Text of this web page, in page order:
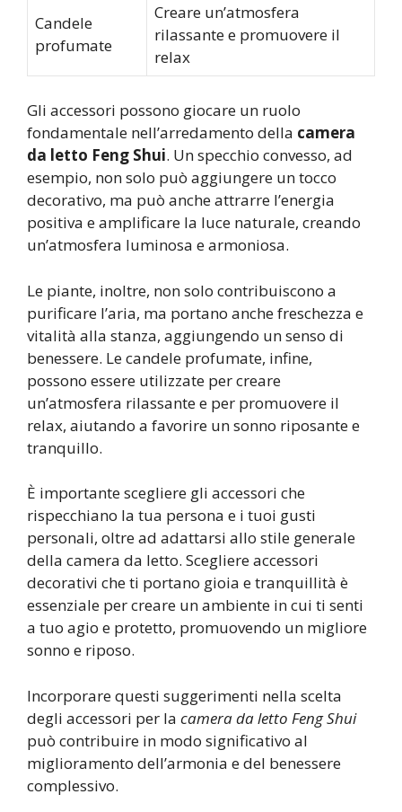
Candele
profumate
Creare un’atmosfera
rilassante e promuovere il
relax
Gli accessori possono giocare un ruolo
fondamentale nell’arredamento della camera
da letto Feng Shui. Un specchio convesso, ad
esempio, non solo può aggiungere un tocco
decorativo, ma può anche attrarre l’energia
positiva e amplificare la luce naturale, creando
un’atmosfera luminosa e armoniosa.
Le piante, inoltre, non solo contribuiscono a
purificare l’aria, ma portano anche freschezza e
vitalità alla stanza, aggiungendo un senso di
benessere. Le candele profumate, infine,
possono essere utilizzate per creare
un’atmosfera rilassante e per promuovere il
relax, aiutando a favorire un sonno riposante e
tranquillo.
È importante scegliere gli accessori che
rispecchiano la tua persona e i tuoi gusti
personali, oltre ad adattarsi allo stile generale
della camera da letto. Scegliere accessori
decorativi che ti portano gioia e tranquillità è
essenziale per creare un ambiente in cui ti senti
a tuo agio e protetto, promuovendo un migliore
sonno e riposo.
Incorporare questi suggerimenti nella scelta
degli accessori per la camera da letto Feng Shui
può contribuire in modo significativo al
miglioramento dell’armonia e del benessere
complessivo.